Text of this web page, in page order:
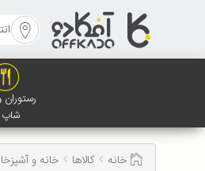
رستوران
شاپ
خانه کالاها خانه و